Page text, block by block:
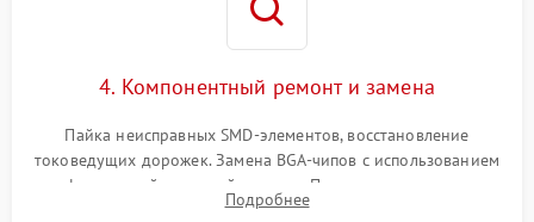
4. Компонентный ремонт и замена
Пайка неисправных SMD-элементов, восстановление
токоведущих дорожек. Замена BGA-чипов с использованием
инфракрасной паяльной станции. Прошивка микросхемы
BIOS или замена поврежденных портов USB
Подробнее